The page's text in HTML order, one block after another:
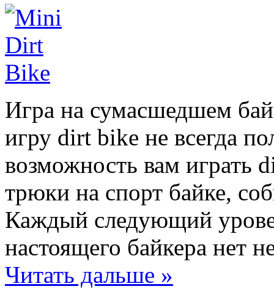
Игра на сумасшедшем
игру dirt bike не всегда
возможность вам
трюки на спорт байке,
Каждый следующий
настоящего байкера нет
Читать дальше »